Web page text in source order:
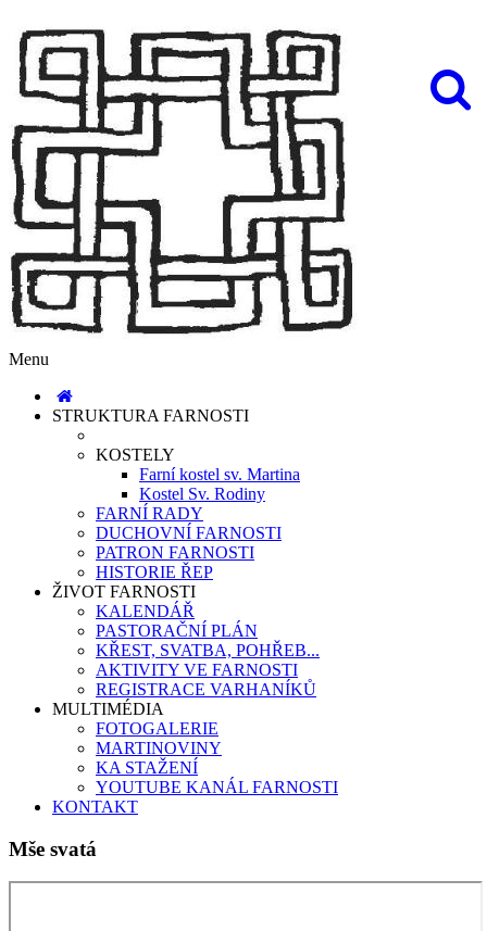
Menu
STRUKTURA FARNOSTI
KOSTELY
Farní kostel sv. Martina
Kostel Sv. Rodiny
FARNÍ RADY
DUCHOVNÍ FARNOSTI
PATRON FARNOSTI
HISTORIE ŘEP
ŽIVOT FARNOSTI
KALENDÁŘ
PASTORAČNÍ PLÁN
KŘEST, SVATBA, POHŘEB...
AKTIVITY VE FARNOSTI
REGISTRACE VARHANÍKŮ
MULTIMÉDIA
FOTOGALERIE
MARTINOVINY
KA STAŽENÍ
YOUTUBE KANÁL FARNOSTI
KONTAKT
Mše svatá